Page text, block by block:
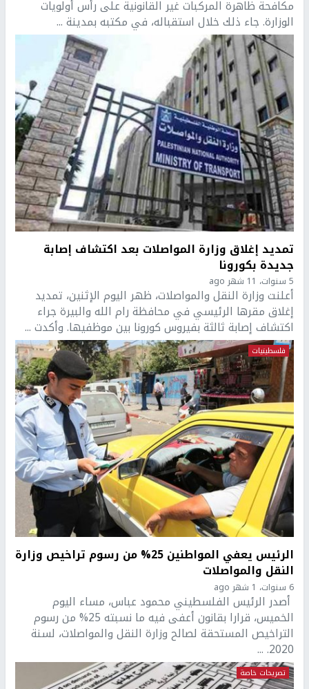
مكافحة ظاهرة المركبات غير القانونية على رأس أولويات
الوزارة. جاء ذلك خلال استقباله، في مكتبه بمدينة ...
تمديد إغلاق وزارة المواصلات بعد اكتشاف إصابة
جديدة بكورونا
5 سنوات، 11 شهر ago
أعلنت وزارة النقل والمواصلات، ظهر اليوم الإثنين، تمديد
إغلاق مقرها الرئيسي في محافظة رام الله والبيرة جراء
اكتشاف إصابة ثالثة بفيروس كورونا بين موظفيها. وأكدت ...
فلسطينيات
الرئيس يعفي المواطنين 25% من رسوم تراخيص وزارة
النقل والمواصلات
6 سنوات، 1 شهر ago
أصدر الرئيس الفلسطيني محمود عباس، مساء اليوم
الخميس، قرارا بقانون أعفى فيه ما نسبته 25% من رسوم
التراخيص المستحقة لصالح وزارة النقل والمواصلات، لسنة
2020. ...
تصريحات خاصة